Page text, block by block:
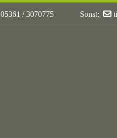
05361 / 3070775 Sonst: